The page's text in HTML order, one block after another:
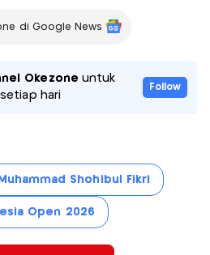
di Google News
Okezone untuk
hari
Follow
Muhammad Shohibul Fikri
Open 2026